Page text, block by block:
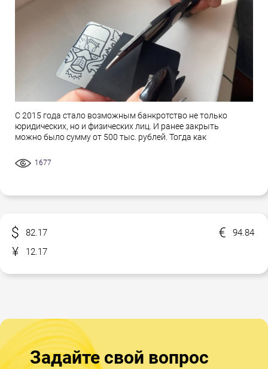
С 2015 года стало возможным банкротство не только
юридических, но и физических лиц. И ранее закрыть
можно было сумму от 500 тыс. рублей. Тогда как
1677
82.17
94.84
12.17
Задайте свой вопрос